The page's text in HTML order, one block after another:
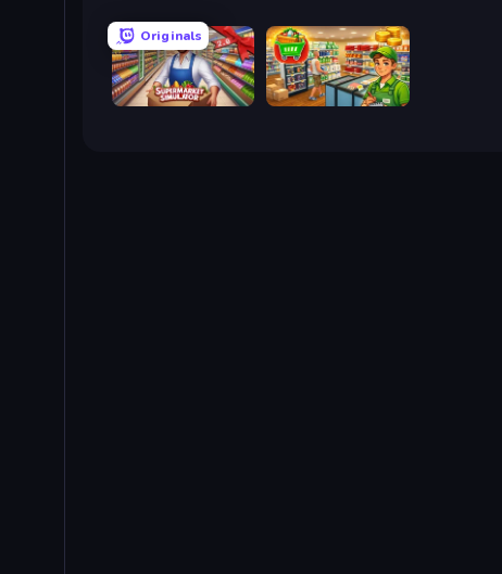
Originals
Supermarket Simulator: Store Manager Supermarket Simulator: Desert